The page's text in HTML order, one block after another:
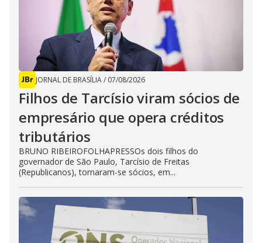
JORNAL DE BRASÍLIA/ 07/08/2026
Filhos de Tarcísio viram sócios de
empresário que opera créditos
tributários
BRUNO RIBEIROFOLHAPRESSOs dois filhos do
governador de São Paulo, Tarcísio de Freitas
(Republicanos), tornaram-se sócios, em...